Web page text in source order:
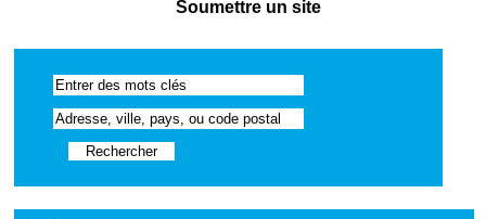
Soumettre un site